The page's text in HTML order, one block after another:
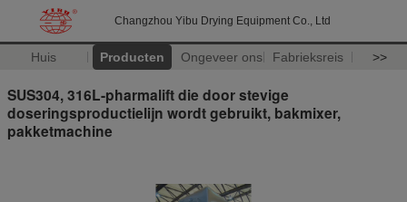
Changzhou Yibu Drying Equipment Co., Ltd
Huis Producten Ongeveer ons Fabrieksreis >>
SUS304, 316L-pharmalift die door stevige
doseringsproductielijn wordt gebruikt, bakmixer,
pakketmachine